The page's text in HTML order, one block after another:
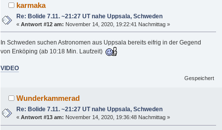
karmaka
Re: Bolide 7.11. ~21:27 UT nahe Uppsala, Schweden
«Antwort #12 am: November 14, 2020, 19:22:41 Nachmittag »
In Schweden suchen Astronomen aus Uppsala bereits eifrig in der Gegend
von Enköping (ab 10:18 Min. Laufzeit)
VIDEO
Gespeichert
Wunderkammerad
Re: Bolide 7.11. ~21:27 UT nahe Uppsala, Schweden
«Antwort #13 am: November 14, 2020, 19:36:48 Nachmittag »